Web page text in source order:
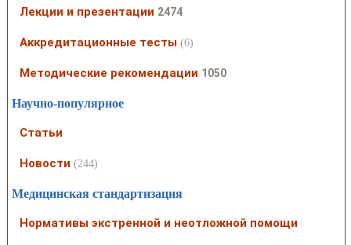
Лекции и презентации 2474
Аккредитационные тесты (6)
Методические рекомендации 1050
Научно-популярное
Статьи
Новости (244)
Медицинская стандартизация
Нормативы экстренной и неотложной помощи